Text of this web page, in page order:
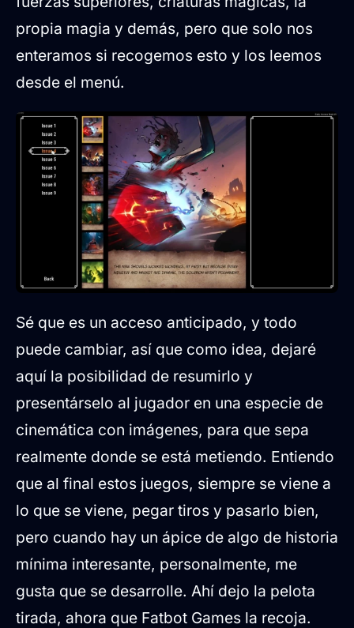
propia magia y demás, pero que solo nos
enteramos si recogemos esto y los leemos
desde el menú.
Sé que es un acceso anticipado, y todo
puede cambiar, así que como idea, dejaré
aquí la posibilidad de resumirlo y
presentárselo al jugador en una especie de
cinemática con imágenes, para que sepa
realmente donde se está metiendo. Entiendo
que al final estos juegos, siempre se viene a
lo que se viene, pegar tiros y pasarlo bien,
pero cuando hay un ápice de algo de historia
mínima interesante, personalmente, me
gusta que se desarrolle. Ahí dejo la pelota
tirada, ahora que Fatbot Games la recoja.